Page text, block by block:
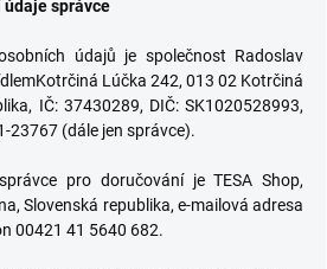
správce
údajů je společnost Radoslav
Kotrčiná Lúčka 242, 013 02 Kotrčiná
IČ: 37430289, DIČ: SK1020528993,
23767 (dále jen správce).
pro doručování je TESA Shop,
Slovenská republika, e-mailová adresa
00421 41 5640 682.